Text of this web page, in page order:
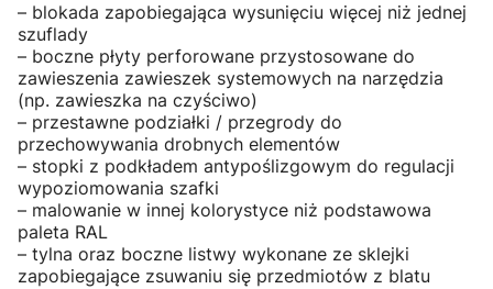
– blokada zapobiegająca wysunięciu więcej niż jednej
szuflady
– boczne płyty perforowane przystosowane do
zawieszenia zawieszek systemowych na narzędzia
(np. zawieszka na czyściwo)
– przestawne podziałki / przegrody do
przechowywania drobnych elementów
– stopki z podkładem antypoślizgowym do regulacji
wypoziomowania szafki
– malowanie w innej kolorystyce niż podstawowa
paleta RAL
– tylna oraz boczne listwy wykonane ze sklejki
zapobiegające zsuwaniu się przedmiotów z blatu